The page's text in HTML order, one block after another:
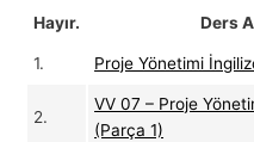
Hayır. Ders
1. Proje Yönetimi
2.
VV 07 – Proje
(Parça 1)